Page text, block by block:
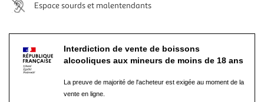
Espace sourds et malentendants
Interdiction de vente de boissons
alcooliques aux mineurs de moins de 18 ans
La preuve de majorité de l'acheteur est exigée au moment de la
vente en ligne.